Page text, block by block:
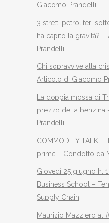
Giacomo Prandelli
3 stretti petroliferi
ha capito la gravità?
Prandelli
Chi sopravvive alla
Articolo di Giacomo
La doppia mossa di
prezzo della benzina
Prandelli
COMMODITY TALK
prime – Condotto da
Giovedì 25 giugno h.
Business School –
Supply Chain
Maurizio Mazziero al